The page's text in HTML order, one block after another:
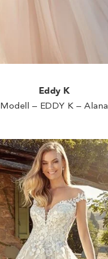
Eddy K
Modell – EDDY K – Alana